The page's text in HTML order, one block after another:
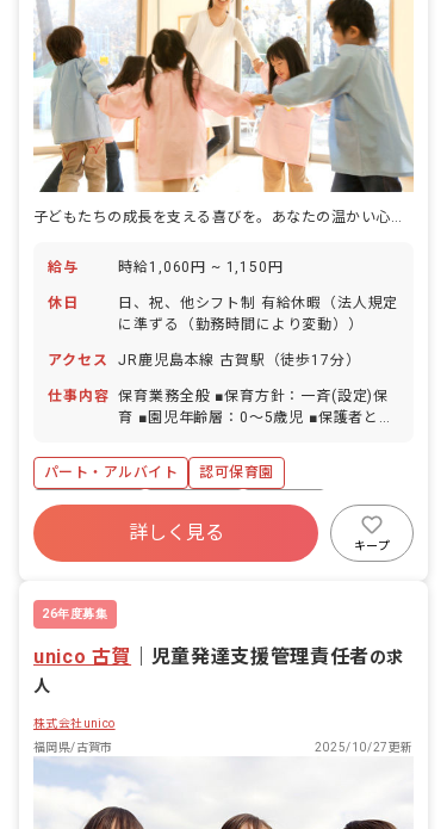
給与 時給1,060円 ~ 1,150円
休日
日、祝、他シフト制 有給休暇（法人規定
に準ずる（勤務時間により変動））
アクセス JR鹿児島本線 古賀駅（徒歩17分）
仕事内容 保育業務全般 ■保育方針：一斉(設定)保
育 ■園児年齢層：0～5歳児 ■保護者との
パート・アルバイト
認可保育園
社会保険完備
残業少なめ
車通勤可
新卒も歓迎
詳しく見る
キープ
26年度募集
unico 古賀 児童発達支援管理責任者の求
人
株式会社unico
福岡県/古賀市
2025/10/27更新